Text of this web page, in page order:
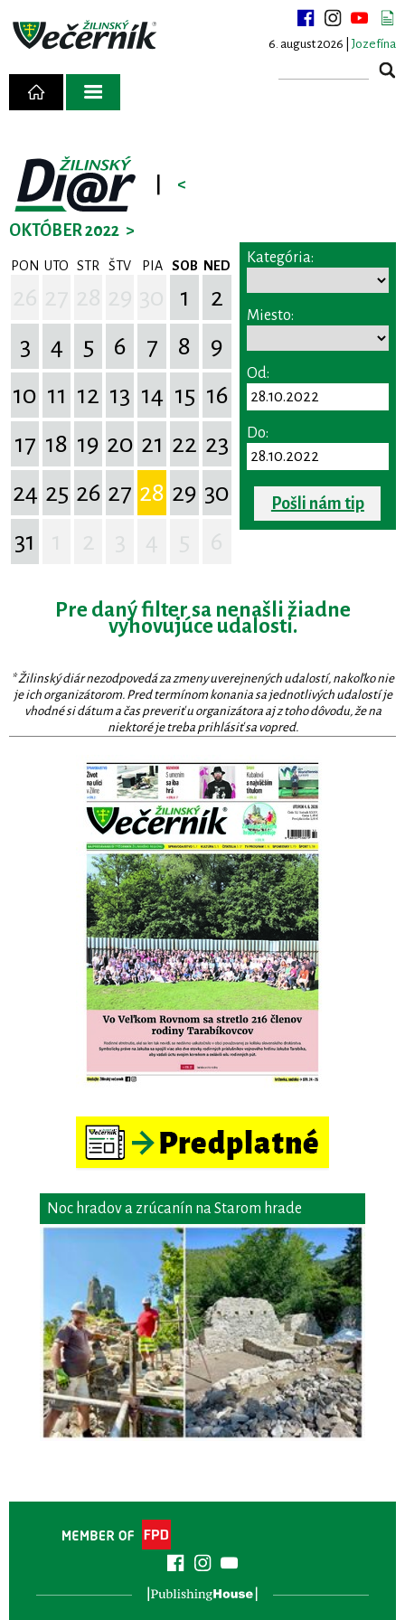
6. august 2026 | Jozefína
<
OKTÓBER 2022 >
PON UTO STR ŠTV PIA SOB NED
1
2
3
4 5 6 7 8
9
10 11 12 13 14 15 16
17 18 19 20 21 22 23
24 25 26 27 28 29 30
31
Kategória:
Miesto:
Od:
Do:
Pošli nám tip
Pre daný filter sa nenašli žiadne
vyhovujúce udalosti.
* Žilinský diár nezodpovedá za zmeny uverejnených udalostí, nakoľko nie
je ich organizátorom. Pred termínom konania sa jednotlivých udalostí je
vhodné si dátum a čas preveriť u organizátora aj z toho dôvodu, že na
niektoré je treba prihlásiť sa vopred.
Noc hradov a zrúcanín na Starom hrade